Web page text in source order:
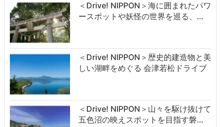
＜Drive! NIPPON＞海に囲まれたパワ
ースポットや妖怪の世界を巡る、…
＜Drive! NIPPON＞歴史的建造物と美
しい湖畔をめぐる 会津若松ドライブ
＜Drive! NIPPON＞山々を駆け抜けて
五色沼の映えスポットを目指す磐…